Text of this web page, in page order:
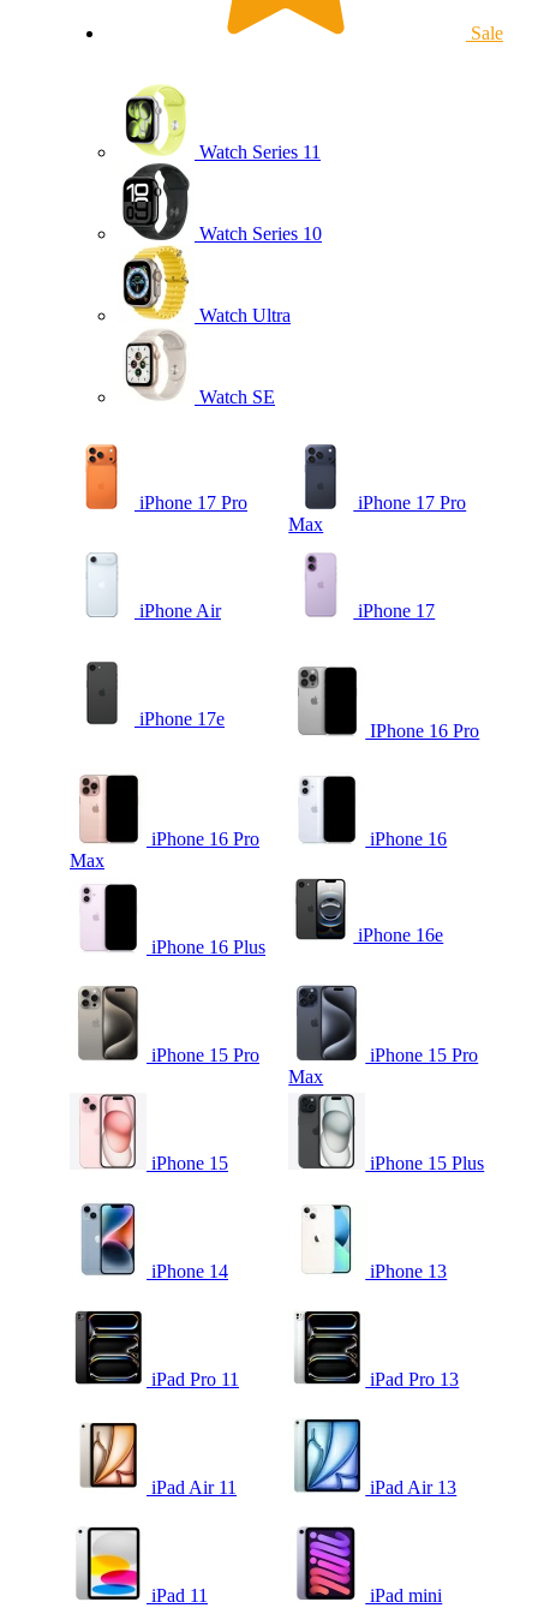
Sale
Watch Series 11
Watch Series 10
Watch Ultra
Watch SE
iPhone 17 Pro
iPhone 17 Pro
Max
iPhone Air iPhone 17
iPhone 17e
IPhone 16 Pro
iPhone 16 Pro
Max
iPhone 16
iPhone 16 Plus
iPhone 16e
iPhone 15 Pro
iPhone 15 Pro
Max
iPhone 15 iPhone 15 Plus
iPhone 14 iPhone 13
iPad Pro 11 iPad Pro 13
iPad Air 11 iPad Air 13
iPad 11 iPad mini